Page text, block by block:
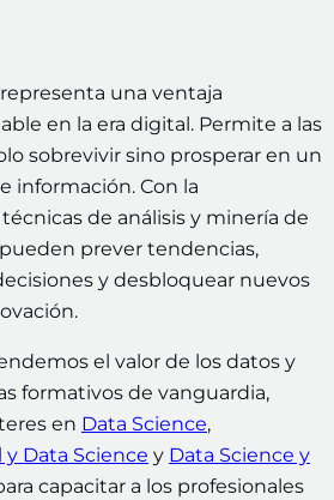
una ventaja
en la era digital. Permite a las
sobrevivir sino prosperar en un
información. Con la
de análisis y minería de
prever tendencias,
y desbloquear nuevos
el valor de los datos y
formativos de vanguardia,
en Data Science,
Data Science y Data Science y
capacitar a los profesionales